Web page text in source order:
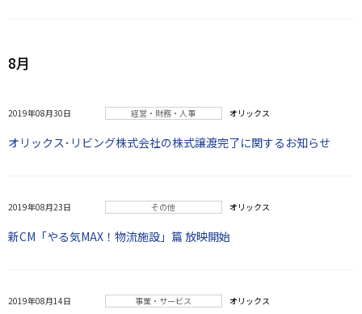
8月
2019年08月30日 経営・財務・人事 オリックス
オリックス･リビング株式会社の株式譲渡完了に関するお知らせ
2019年08月23日 その他 オリックス
新CM「やる気MAX！物流施設」篇 放映開始
2019年08月14日 事業・サービス オリックス